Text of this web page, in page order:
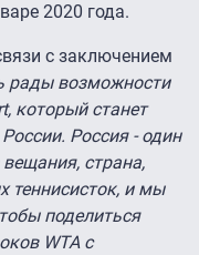
2020 года.
с заключением
рады возможности
который станет
Россия - один
страна,
теннисисток, и мы
поделиться
WTA с